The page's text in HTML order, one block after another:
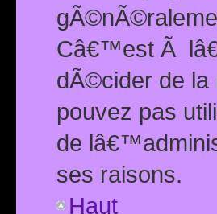
Câ€™est Ã
dÃ©cider de la
pouvez pas
de
ses raisons.
Haut